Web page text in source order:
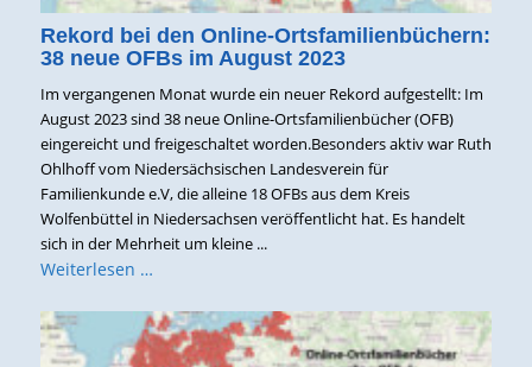
Rekord bei den Online-Ortsfamilienbüchern:
38 neue OFBs im August 2023
Im vergangenen Monat wurde ein neuer Rekord aufgestellt: Im
August 2023 sind 38 neue Online-Ortsfamilienbücher (OFB)
eingereicht und freigeschaltet worden.Besonders aktiv war Ruth
Ohlhoff vom Niedersächsischen Landesverein für
Familienkunde e.V, die alleine 18 OFBs aus dem Kreis
Wolfenbüttel in Niedersachsen veröffentlicht hat. Es handelt
sich in der Mehrheit um kleine ...
Weiterlesen …